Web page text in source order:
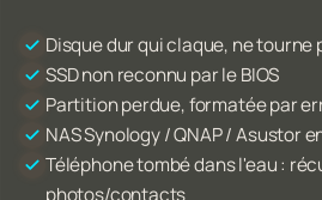
Disque dur qui claque, ne
SSD non reconnu par le BIOS
Partition perdue, formatée par
NAS Synology / QNAP / Asustor
Téléphone tombé dans l'eau :